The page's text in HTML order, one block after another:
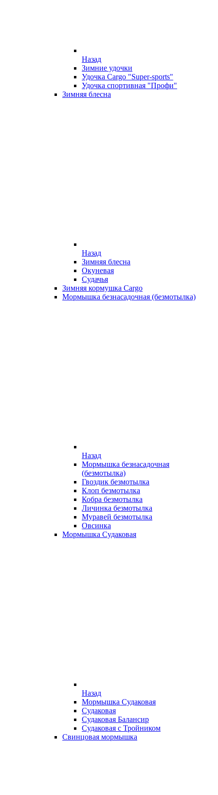
Назад
Зимние удочки
Удочка Cargo "Super-sports"
Удочка спортивная "Профи"
Зимняя блесна
Назад
Зимняя блесна
Окуневая
Судачья
Зимняя кормушка Cargo
Мормышка безнасадочная (безмотылка)
Назад
Мормышка безнасадочная
(безмотылка)
Гвоздик безмотылка
Клоп безмотылка
Кобра безмотылка
Личинка безмотылка
Муравей безмотылка
Овсинка
Мормышка Судаковая
Назад
Мормышка Судаковая
Судаковая
Судаковая Балансир
Судаковая с Тройником
Свинцовая мормышка